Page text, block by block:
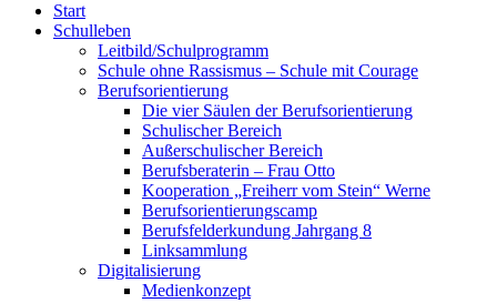
Start
Schulleben
Leitbild/Schulprogramm
Schule ohne Rassismus – Schule mit Courage
Berufsorientierung
Die vier Säulen der Berufsorientierung
Schulischer Bereich
Außerschulischer Bereich
Berufsberaterin – Frau Otto
Kooperation „Freiherr vom Stein“ Werne
Berufsorientierungscamp
Berufsfelderkundung Jahrgang 8
Linksammlung
Digitalisierung
Medienkonzept